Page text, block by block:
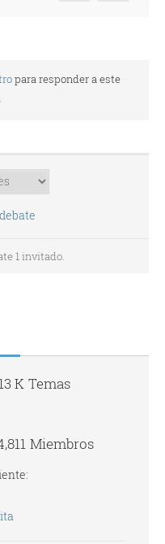
para responder a este
1 invitado.
13 K Temas
Miembros